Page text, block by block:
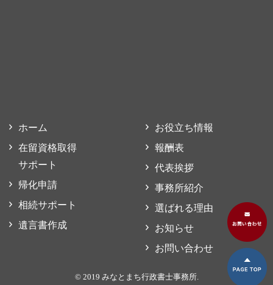
ホーム
在留資格取得
サポート
帰化申請
相続サポート
遺言書作成
お役立ち情報
報酬表
代表挨拶
事務所紹介
選ばれる理由
お知らせ
お問い合わせ
© 2019 みなとまち行政書士事務所.